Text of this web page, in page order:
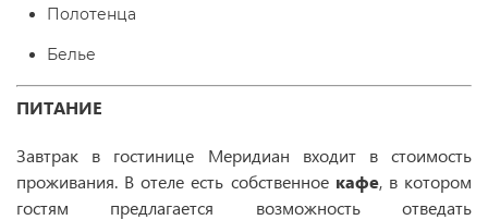
Полотенца
Белье
ПИТАНИЕ
Завтрак в гостинице Меридиан входит в стоимость
проживания. В отеле есть собственное кафе, в котором
гостям предлагается возможность отведать